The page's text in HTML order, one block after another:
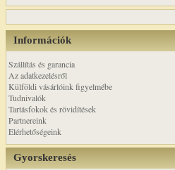
Információk
Szállítás és garancia
Az adatkezelésről
Külföldi vásárlóink figyelmébe
Tudnivalók
Tartásfokok és rövidítések
Partnereink
Elérhetőségeink
Gyorskeresés